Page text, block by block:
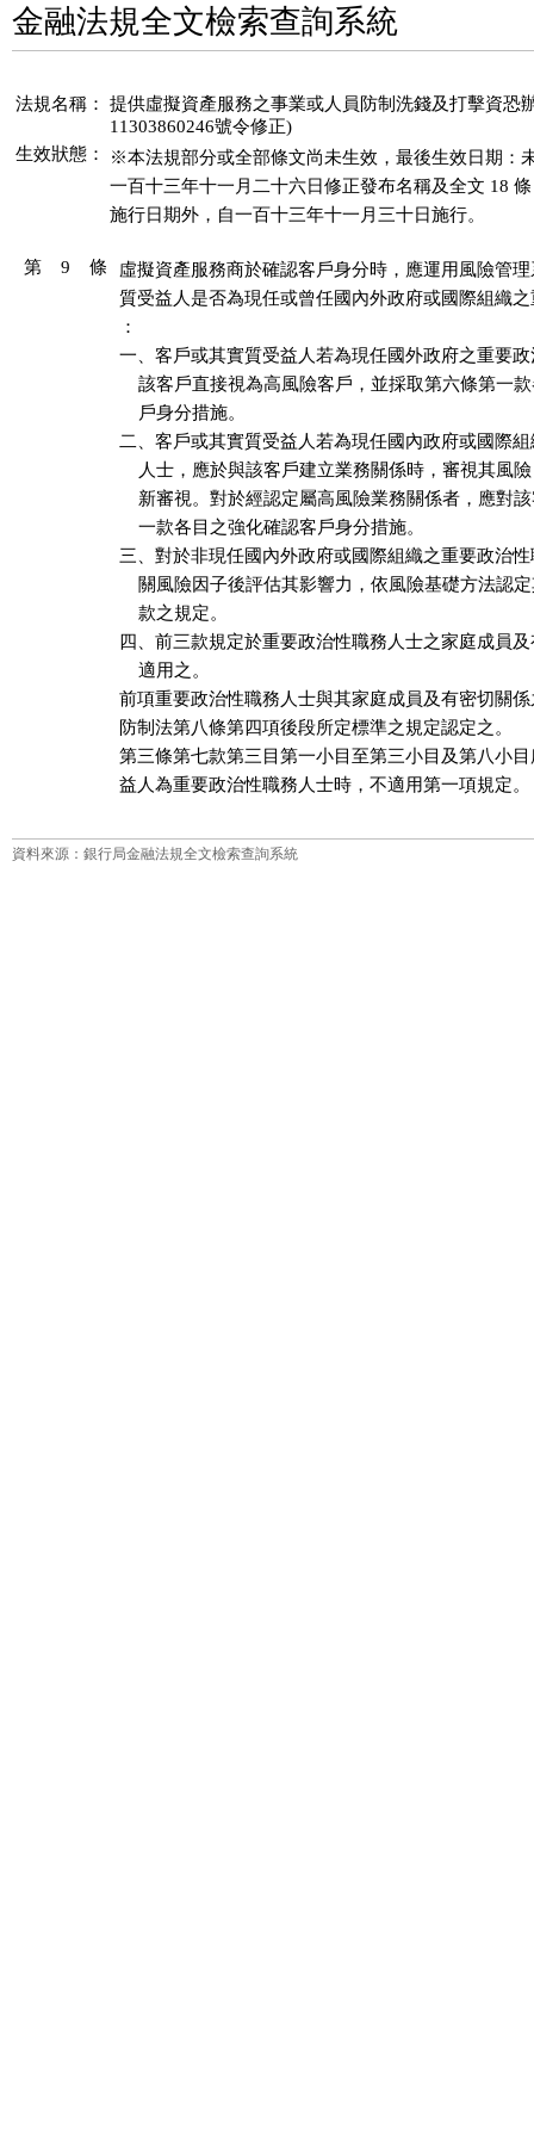
金融法規全文檢索查詢系統
法規名稱：
提供虛擬資產服務之事業或人員防制洗錢及打擊資恐
11303860246號令修正)
生效狀態：
※本法規部分或全部條文尚未生效，最後生效日期：
一百十三年十一月二十六日修正發布名稱及全文 18
施行日期外，自一百十三年十一月三十日施行。
第 9 條
虛擬資產服務商於確認客戶身分時，應運用風險管
質受益人是否為現任或曾任國內外政府或國際組織
：
一、客戶或其實質受益人若為現任國外政府之重要
該客戶直接視為高風險客戶，並採取第六條第一
    戶身分措施。
二、客戶或其實質受益人若為現任國內政府或國際
人士，應於與該客戶建立業務關係時，審視其風
新審視。對於經認定屬高風險業務關係者，應對
    一款各目之強化確認客戶身分措施。
三、對於非現任國內外政府或國際組織之重要政治
關風險因子後評估其影響力，依風險基礎方法認
    款之規定。
四、前三款規定於重要政治性職務人士之家庭成員
    適用之。
前項重要政治性職務人士與其家庭成員及有密切關
防制法第八條第四項後段所定標準之規定認定之。
第三條第七款第三目第一小目至第三小目及第八小
益人為重要政治性職務人士時，不適用第一項規定。
資料來源：銀行局金融法規全文檢索查詢系統